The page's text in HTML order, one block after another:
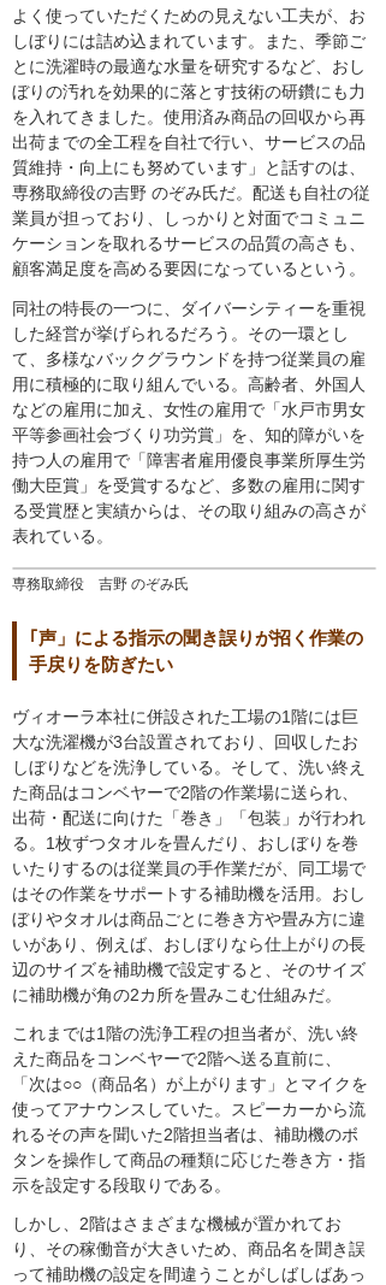
専務取締役 吉野 のぞみ氏
よく使っていただくための見えない工夫が、お
しぼりには詰め込まれています。また、季節ご
とに洗濯時の最適な水量を研究するなど、おし
ぼりの汚れを効果的に落とす技術の研鑽にも力
を入れてきました。使用済み商品の回収から再
出荷までの全工程を自社で行い、サービスの品
質維持・向上にも努めています」と話すのは、
専務取締役の吉野 のぞみ氏だ。配送も自社の従
業員が担っており、しっかりと対面でコミュニ
ケーションを取れるサービスの品質の高さも、
顧客満足度を高める要因になっているという。
同社の特長の一つに、ダイバーシティーを重視
した経営が挙げられるだろう。その一環とし
て、多様なバックグラウンドを持つ従業員の雇
用に積極的に取り組んでいる。高齢者、外国人
などの雇用に加え、女性の雇用で「水戸市男女
平等参画社会づくり功労賞」を、知的障がいを
持つ人の雇用で「障害者雇用優良事業所厚生労
働大臣賞」を受賞するなど、多数の雇用に関す
る受賞歴と実績からは、その取り組みの高さが
表れている。
｢声」による指示の聞き誤りが招く作業の
手戻りを防ぎたい
ヴィオーラ本社に併設された工場の1階には巨
大な洗濯機が3台設置されており、回収したお
しぼりなどを洗浄している。そして、洗い終え
た商品はコンベヤーで2階の作業場に送られ、
出荷・配送に向けた「巻き」「包装」が行われ
る。1枚ずつタオルを畳んだり、おしぼりを巻
いたりするのは従業員の手作業だが、同工場で
はその作業をサポートする補助機を活用。おし
ぼりやタオルは商品ごとに巻き方や畳み方に違
いがあり、例えば、おしぼりなら仕上がりの長
辺のサイズを補助機で設定すると、そのサイズ
に補助機が角の2カ所を畳みこむ仕組みだ。
これまでは1階の洗浄工程の担当者が、洗い終
えた商品をコンベヤーで2階へ送る直前に、
「次は○○（商品名）が上がります」とマイクを
使ってアナウンスしていた。スピーカーから流
れるその声を聞いた2階担当者は、補助機のボ
タンを操作して商品の種類に応じた巻き方・指
示を設定する段取りである。
しかし、2階はさまざまな機械が置かれてお
り、その稼働音が大きいため、商品名を聞き誤
って補助機の設定を間違うことがしばしばあっ